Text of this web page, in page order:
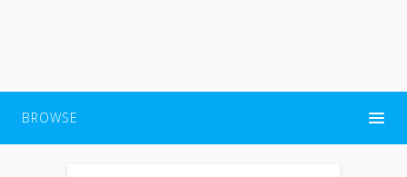
BROWSE